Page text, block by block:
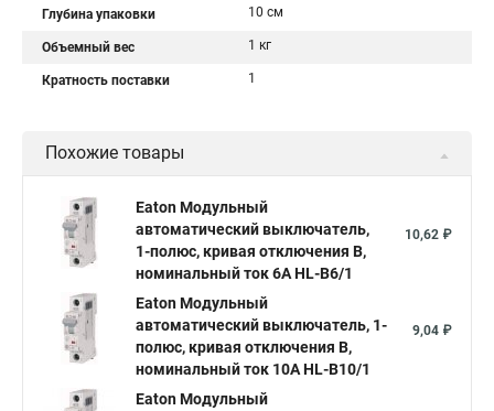
Глубина упаковки 10 см
Объемный вес 1 кг
Кратность поставки 1
Похожие товары
Eaton Модульный
автоматический выключатель,
1-полюс, кривая отключения B,
номинальный ток 6А HL-B6/1
10,62 ₽
Eaton Модульный
автоматический выключатель, 1-
полюс, кривая отключения B,
номинальный ток 10А HL-B10/1
9,04 ₽
Eaton Модульный